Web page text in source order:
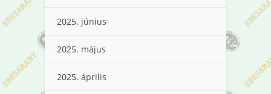
2025. június
2025. május
2025. április